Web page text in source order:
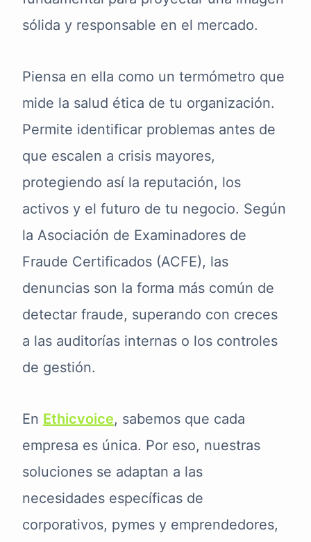
sólida y responsable en el mercado.
Piensa en ella como un termómetro que
mide la salud ética de tu organización.
Permite identificar problemas antes de
que escalen a crisis mayores,
protegiendo así la reputación, los
activos y el futuro de tu negocio. Según
la Asociación de Examinadores de
Fraude Certificados (ACFE), las
denuncias son la forma más común de
detectar fraude, superando con creces
a las auditorías internas o los controles
de gestión.
En Ethicvoice, sabemos que cada
empresa es única. Por eso, nuestras
soluciones se adaptan a las
necesidades específicas de
corporativos, pymes y emprendedores,